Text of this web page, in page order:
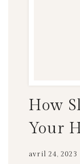
How
Your
avril 24, 2023